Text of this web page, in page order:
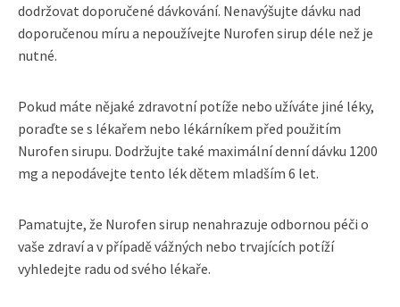
dodržovat doporučené dávkování. Nenavýšujte dávku nad
doporučenou míru a nepoužívejte Nurofen sirup déle než je
nutné.
Pokud máte nějaké zdravotní potíže nebo užíváte jiné léky,
poraďte se s lékařem nebo lékárníkem před použitím
Nurofen sirupu. Dodržujte také maximální denní dávku 1200
mg a nepodávejte tento lék dětem mladším 6 let.
Pamatujte, že Nurofen sirup nenahrazuje odbornou péči o
vaše zdraví a v případě vážných nebo trvajících potíží
vyhledejte radu od svého lékaře.